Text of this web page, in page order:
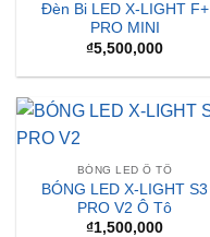
Đèn Bi LED X-LIGHT F+
PRO MINI
₫5,500,000
BÓNG LED Ô TÔ
BÓNG LED X-LIGHT S3
PRO V2 Ô Tô
₫1,500,000